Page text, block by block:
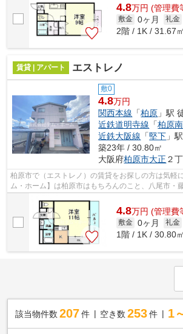
4.8万円 (管理費
敷金 0ヶ月 礼金
2階 / 1K / 31.67㎡
賃貸 | アパート エストレノ
敷0
4.8万円
関西本線 「柏原 」駅
近鉄道明寺線 「柏原
近鉄大阪線 「堅下 」
築23年 / 30.80㎡
大阪府柏原市大正 ２
柏原市で（エストレノ）の賃貸をお探しの方は気軽にご
ム・ホーム】は柏原市はもちろんのこと、八尾市・
4.8万円 (管理費
敷金 0ヶ月 礼金
1階 / 1K / 30.80㎡
該当物件数 207件 空き数 253 件 1